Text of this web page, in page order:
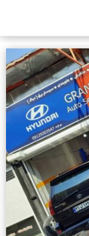
محتوای
اصلی